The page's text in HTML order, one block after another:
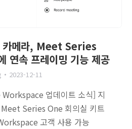
메라, Meet Series
연속 프레이밍 기능 제공
2023-12-11
업데이트 소식] 지
Series One 회의실 키트
고객 사용 가능